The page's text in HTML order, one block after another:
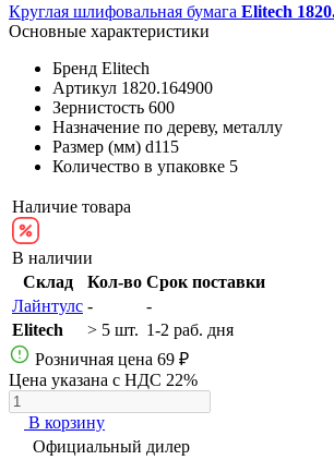
Круглая шлифовальная бумага Elitech
Основные характеристики
Бренд Elitech
Артикул 1820.164900
Зернистость 600
Назначение по дереву, металлу
Размер (мм) d115
Количество в упаковке 5
Наличие товара
В наличии
Склад
Кол-во Срок поставки
Лайнтулс -
-
Elitech
> 5 шт. 1-2 раб. дня
Розничная цена 69 ₽
Цена указана с НДС 22%
В корзину
Официальный дилер